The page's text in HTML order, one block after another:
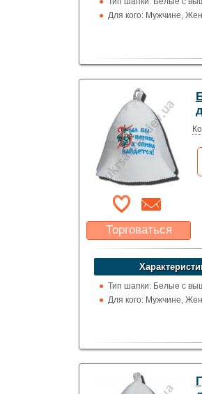
Для кого: Мужчине,
Торговаться
Какая цена Вас
устроит?
Указать цену
Тип шапки: Белые с
Для кого: Мужчине,